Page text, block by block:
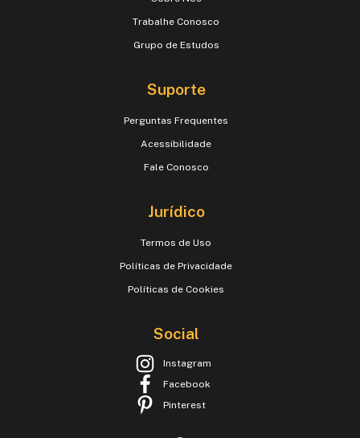
Trabalhe Conosco
Grupo de Estudos
Suporte
Perguntas Frequentes
Acessibilidade
Fale Conosco
Jurídico
Termos de Uso
Políticas de Privacidade
Políticas de Cookies
Social
Instagram
Facebook
Pinterest